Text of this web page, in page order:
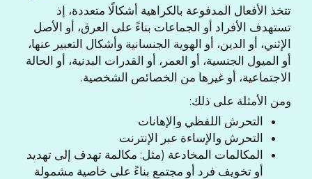
تتخذ الأفعال المدفوعة بالكراهية أشكالًا متعددة، إذ
تستهدف الأفراد أو الجماعات بناءً على العرق، أو الأصل
الإثني، أو الدين، أو الهوية الجنسانية وأشكال التعبير عنها،
أو الميول الجنسية، أو العمر، أو القدرات البدنية، أو الحالة
الاجتماعية، أو غيرها من الخصائص الشخصية.
ومن الأمثلة على ذلك:
التحرش اللفظي والإهانات
التحرش والإساءة عبر الإنترنت
المكالمات المخادعة (مثل: مكالمة تهدف إلى تهديد
أو تخويف فرد أو مجتمع بناءً على خاصية مشمولة